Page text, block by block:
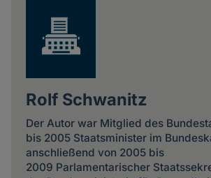
Rolf Schwanitz
Der Autor war Mitglied des
bis 2005 Staatsminister im
anschließend von 2005 bis
2009 Parlamentarischer